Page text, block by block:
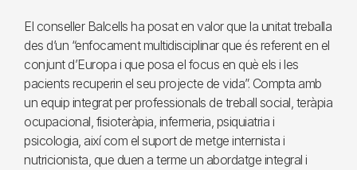
El conseller Balcells ha posat en valor que la unitat treballa
des d’un “enfocament multidisciplinar que és referent en el
conjunt d’Europa i que posa el focus en què els i les
pacients recuperin el seu projecte de vida”. Compta amb
un equip integrat per professionals de treball social, teràpia
ocupacional, fisioteràpia, infermeria, psiquiatria i
psicologia, així com el suport de metge internista i
nutricionista, que duen a terme un abordatge integral i